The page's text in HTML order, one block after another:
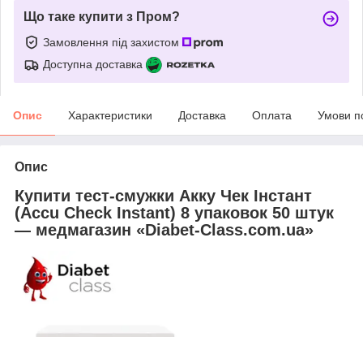
Що таке купити з Пром?
Замовлення під захистом
Доступна доставка
Опис Характеристики Доставка Оплата Умови
Опис
Купити тест-смужки Акку Чек Інстант
(Accu Check Instant) 8 упаковок 50 штук
— медмагазин «Diabet-Class.com.ua»